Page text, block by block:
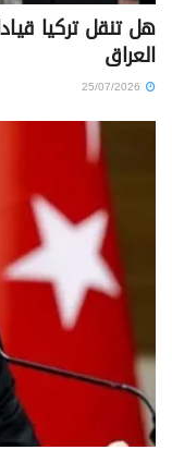
هل تنقل تركيا
العراق